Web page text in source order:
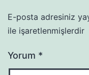
E-posta adresiniz
ile işaretlenmişlerdir
Yorum *